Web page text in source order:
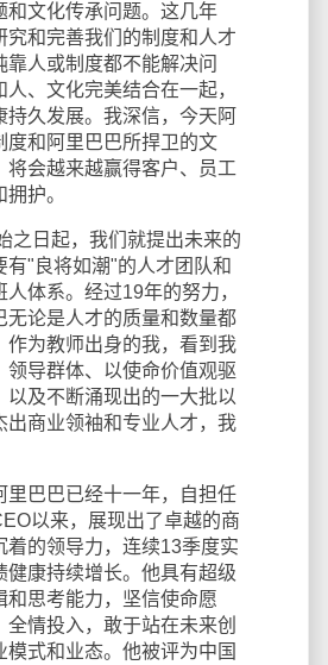
和文化传承问题。这几年
究和完善我们的制度和人才
靠人或制度都不能解决问
、文化完美结合在一起，
持久发展。我深信，今天阿
度和阿里巴巴所捍卫的文
将会越来越赢得客户、员工
护。
日起，我们就提出未来的
有"良将如潮"的人才团队和
体系。经过19年的努力，
无论是人才的质量和数量都
作为教师出身的我，看到我
领导群体、以使命价值观驱
以及不断涌现出的一大批以
出商业领袖和专业人才，我
巴巴已经十一年，自担任
以来，展现出了卓越的商
着的领导力，连续13季度实
健康持续增长。他具有超级
和思考能力，坚信使命愿
全情投入，敢于站在未来创
模式和业态。他被评为中国